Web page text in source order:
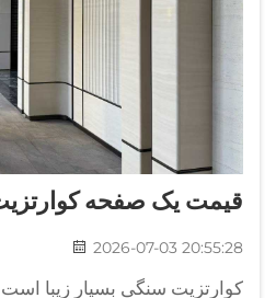
قیمت یک صفحه
2026-07-03 20:55:28
کوارتزیت سنگی بسیار زیبا است